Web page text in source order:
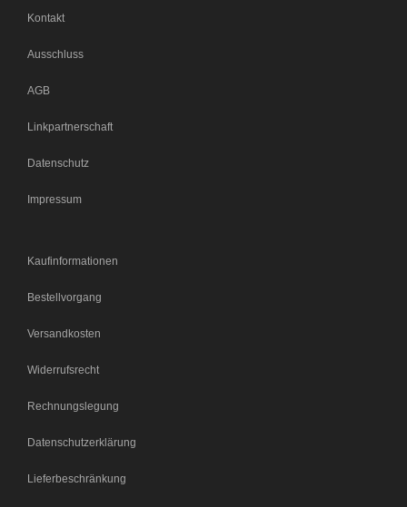
Kontakt
Ausschluss
AGB
Linkpartnerschaft
Datenschutz
Impressum
Kaufinformationen
Bestellvorgang
Versandkosten
Widerrufsrecht
Rechnungslegung
Datenschutzerklärung
Lieferbeschränkung